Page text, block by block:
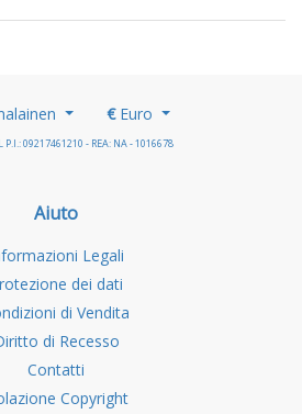
€Euro
P.I.: 09217461210 - REA: NA - 1016678
Aiuto
Legali
dei dati
di Vendita
di Recesso
Contatti
Copyright